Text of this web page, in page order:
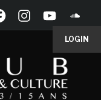
LOGIN